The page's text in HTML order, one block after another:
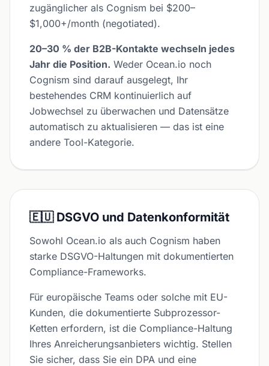
zugänglicher als Cognism bei $200–
$1,000+/month (negotiated).
20–30 % der B2B-Kontakte wechseln jedes
Jahr die Position. Weder Ocean.io noch
Cognism sind darauf ausgelegt, Ihr
bestehendes CRM kontinuierlich auf
Jobwechsel zu überwachen und Datensätze
automatisch zu aktualisieren — das ist eine
andere Tool-Kategorie.
🇪🇺 DSGVO und Datenkonformität
Sowohl Ocean.io als auch Cognism haben
starke DSGVO-Haltungen mit dokumentierten
Compliance-Frameworks.
Für europäische Teams oder solche mit EU-
Kunden, die dokumentierte Subprozessor-
Ketten erfordern, ist die Compliance-Haltung
Ihres Anreicherungsanbieters wichtig. Stellen
Sie sicher, dass Sie ein DPA und eine